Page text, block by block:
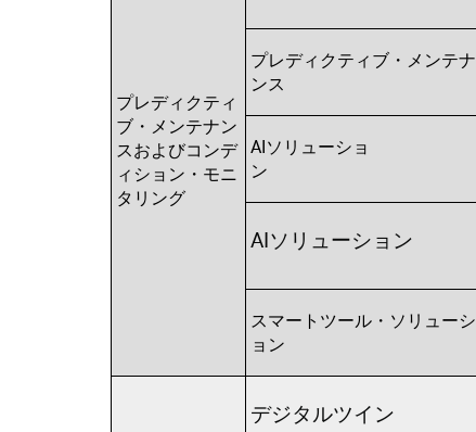
プレディクティ
ブ・メンテナン
スおよびコンデ
ィション・モニ
タリング
プレディクティブ・メンテナ
ンス
AIソリューショ
ン
AIソリューション
スマートツール・ソリューシ
ョン
デジタルツイン